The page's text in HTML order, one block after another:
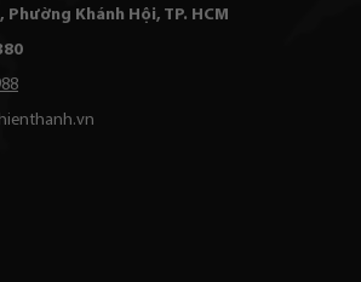
Khánh Hội, TP. HCM